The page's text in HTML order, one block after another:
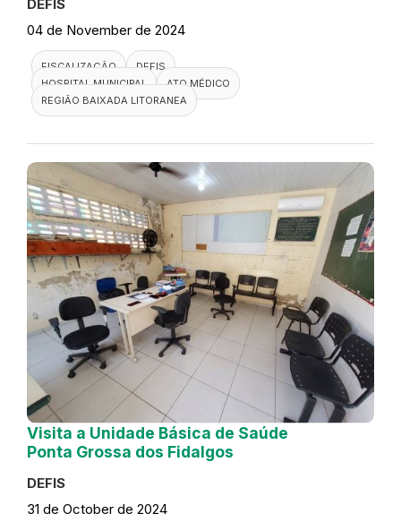
DEFIS
04 de November de 2024
FISCALIZAÇÃO
DEFIS
HOSPITAL MUNICIPAL
ATO MÉDICO
REGIÃO BAIXADA LITORANEA
Visita a Unidade Básica de Saúde
Ponta Grossa dos Fidalgos
DEFIS
31 de October de 2024